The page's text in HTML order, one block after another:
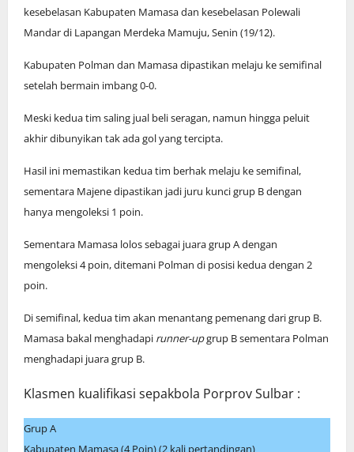
kesebelasan Kabupaten Mamasa dan kesebelasan Polewali
Mandar di Lapangan Merdeka Mamuju, Senin (19/12).
Kabupaten Polman dan Mamasa dipastikan melaju ke semifinal
setelah bermain imbang 0-0.
Meski kedua tim saling jual beli seragan, namun hingga peluit
akhir dibunyikan tak ada gol yang tercipta.
Hasil ini memastikan kedua tim berhak melaju ke semifinal,
sementara Majene dipastikan jadi juru kunci grup B dengan
hanya mengoleksi 1 poin.
Sementara Mamasa lolos sebagai juara grup A dengan
mengoleksi 4 poin, ditemani Polman di posisi kedua dengan 2
poin.
Di semifinal, kedua tim akan menantang pemenang dari grup B.
Mamasa bakal menghadapi runner-upgrup B sementara Polman
menghadapi juara grup B.
Klasmen kualifikasi sepakbola Porprov Sulbar :
Grup A
Kabupaten Mamasa (4 Poin) (2 kali pertandingan)